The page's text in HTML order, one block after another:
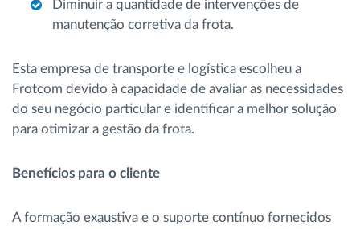
Diminuir a quantidade de intervenções de
manutenção corretiva da frota.
Esta empresa de transporte e logística escolheu a
Frotcom devido à capacidade de avaliar as necessidades
do seu negócio particular e identificar a melhor solução
para otimizar a gestão da frota.
Benefícios para o cliente
A formação exaustiva e o suporte contínuo fornecidos